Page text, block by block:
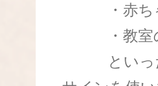
・赤ちゃ
・教室の
といった